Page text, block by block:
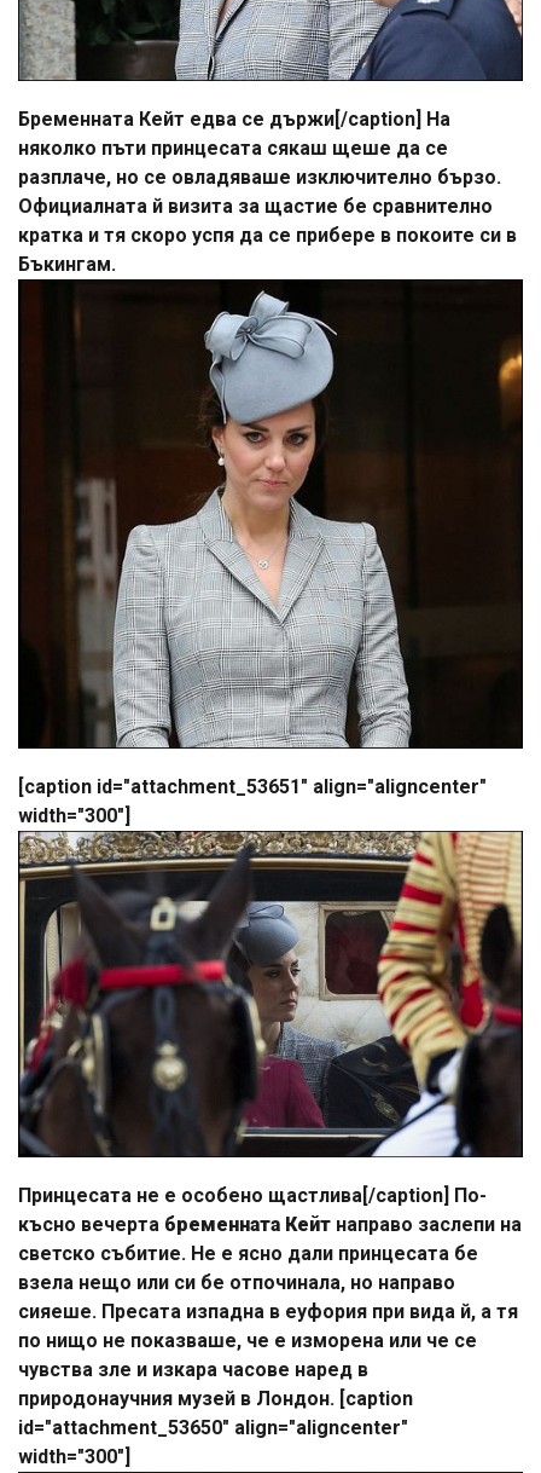
Бременната Кейт едва се държи[/caption] На
няколко пъти принцесата сякаш щеше да се
разплаче, но се овладяваше изключително бързо.
Официалната й визита за щастие бе сравнително
кратка и тя скоро успя да се прибере в покоите си в
Бъкингам.
[caption id="attachment_53651" align="aligncenter"
width="300"]
Принцесата не е особено щастлива[/caption] По-
късно вечерта бременната Кейт направо заслепи на
светско събитие. Не е ясно дали принцесата бе
взела нещо или си бе отпочинала, но направо
сияеше. Пресата изпадна в еуфория при вида й, а тя
по нищо не показваше, че е изморена или че се
чувства зле и изкара часове наред в
природонаучния музей в Лондон. [caption
id="attachment_53650" align="aligncenter"
width="300"]